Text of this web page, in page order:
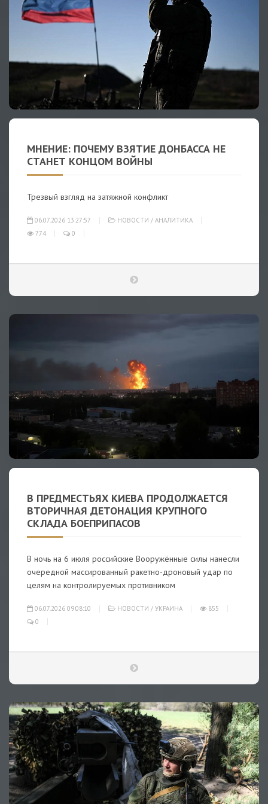
МНЕНИЕ: ПОЧЕМУ ВЗЯТИЕ ДОНБАССА НЕ
СТАНЕТ КОНЦОМ ВОЙНЫ
Трезвый взгляд на затяжной конфликт
06.07.2026 13:27:57 НОВОСТИ / АНАЛИТИКА
774
0
В ПРЕДМЕСТЬЯХ КИЕВА ПРОДОЛЖАЕТСЯ
ВТОРИЧНАЯ ДЕТОНАЦИЯ КРУПНОГО
СКЛАДА БОЕПРИПАСОВ
В ночь на 6 июля российские Вооружённые силы нанесли
очередной массированный ракетно-дроновый удар по
целям на контролируемых противником
06.07.2026 09:08:10 НОВОСТИ / УКРАИНА
855
0